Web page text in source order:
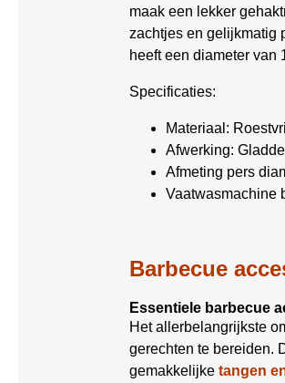
maak een lekker
zachtjes en gelijkmatig
heeft een diameter van
Specificaties:
Materiaal:
Afwerking:
Afmeting pers
Vaatwasmachine
Barbecue
Essentiele barbecue
Het allerbelangrijkste
gerechten te bereiden.
gemakkelijke tangen